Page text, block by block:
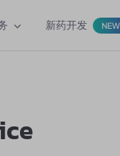
新药开发 NEW